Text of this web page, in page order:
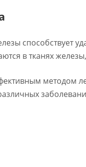
способствует
в тканях
методом